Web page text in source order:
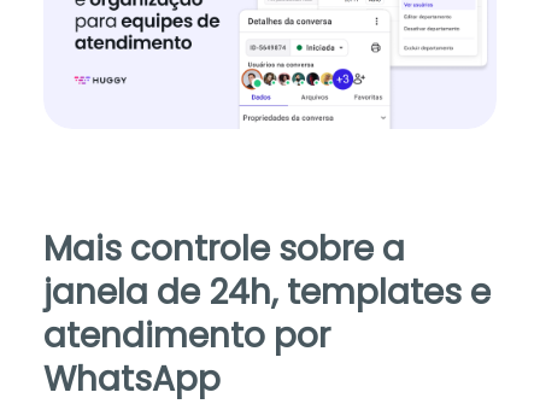
Mais controle sobre a
janela de 24h, templates e
atendimento por
WhatsApp